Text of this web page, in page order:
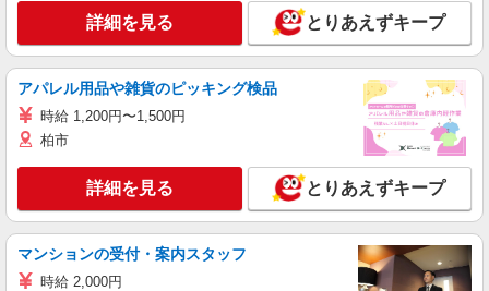
詳細を見る とりあえずキープ
アパレル用品や雑貨のピッキング検品
時給 1,200円〜1,500円
柏市
詳細を見る とりあえずキープ
マンションの受付・案内スタッフ
時給 2,000円